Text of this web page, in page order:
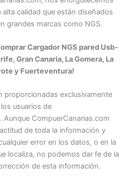
calidad que están diseñados
grandes marcas como NGS.
Cargador NGS pared Usb-
Gran Canaria, La Gomera, La
y Fuerteventura!
proporcionadas exclusivamente
usuarios de
Aunque CompuerCanarias.com
de toda la información y
error en los datos, o en la
localiza, no podemos dar fe de la
de esta información.